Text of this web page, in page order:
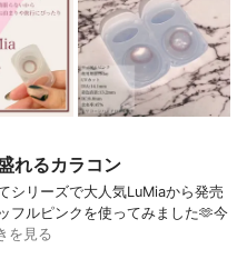
れるカラコン
シリーズで大人気LuMiaから発売
フルピンクを使ってみました🫶今
を見る